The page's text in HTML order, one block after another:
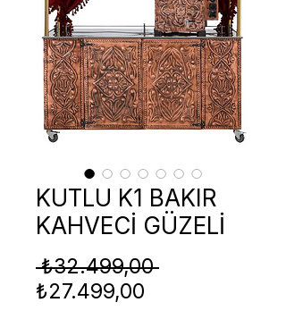
KUTLU K1 BAKIR
KAHVECİ GÜZELİ
₺32.499,00 Normal
₺27.499,00